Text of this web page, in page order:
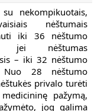
su nekompikuotais,
nėštumais
iki 36 nėštumo
jei nėštumas
– iki 32 nėštumo
Nuo 28 nėštumo
privalo turėti
pažymą,
jog galima